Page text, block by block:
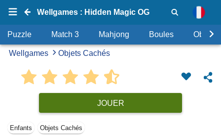
Wellgames : Hidden Magic OG
Puzzle Match 3 Mahjong Boules Objets
Wellgames Objets Cachés
JOUER
Enfants Objets Cachés